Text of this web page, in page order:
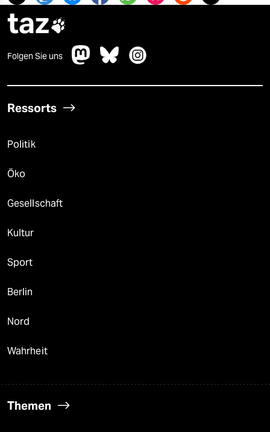
taz
Folgen Sie uns
Ressorts
Politik
Öko
Gesellschaft
Kultur
Sport
Berlin
Nord
Wahrheit
Themen